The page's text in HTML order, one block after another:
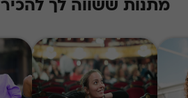
מתנות ששווה לך להכיר